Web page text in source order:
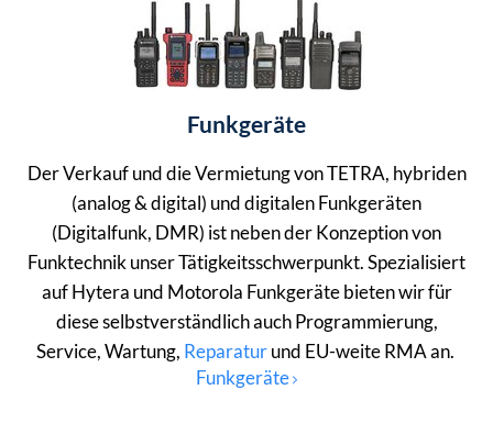
Funkgeräte
Der Verkauf und die Vermietung von TETRA, hybriden
(analog & digital) und digitalen Funkgeräten
(Digitalfunk, DMR) ist neben der Konzeption von
Funktechnik unser Tätigkeitsschwerpunkt. Spezialisiert
auf Hytera und Motorola Funkgeräte bieten wir für
diese selbstverständlich auch Programmierung,
Service, Wartung, Reparaturund EU-weite RMA an.
Funkgeräte